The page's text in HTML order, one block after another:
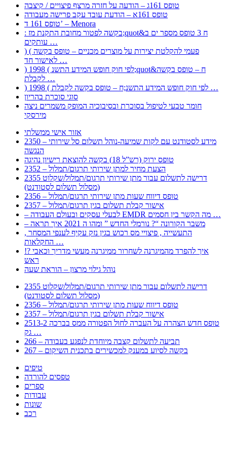
טופס 161ג – הודעה על חזרה מרצף פיצויים / קיצבה
טופס 161א – הודעת עובד עקב פרישה מעבודה
טופס 161 ד’ – Menora
: בקשה לפטור מחובת התקנת מז;quot&ח 3 טופס מספר ים ב
עותקים …
) ( פעמי להקלטת יצירות על מוצרים מכניים – טופס בקשה
לאישור חד …
) 1998 ( לפי חוק חופש המידע התשנ;quot&ח – טופס בקשה
לקבלת …
) 1998 ( לפי חוק חופש המידע התשנ;ח – טופס בקשה לקבלת …
סוגי סוכרת בהריון
חומר טבעי לטיפול בסוכרת ובסיבוכיה המופק משמרים ניצה
מירסקי
אזור אישי ממשלתי
2350 – מידע לסטודנט עם לקות שמיעה-נוהל תשלום סל שירותי
הנגשה
טופס ירוק (רש”ל 18) בקשה להוצאת רישיון נהיגה
2352 – הצעת מחיר למתן שירותי תרגום/תמלול
2355 דרישה לתשלום עבור מתן שירותי תרגום/תמלול/שקלוט
(מסלול תשלום לסטודנט)
2356 – טופס דיווח שעות מתן שירותי תרגום/תמלול
2357 – אישור קבלת תשלום בגין תרגום/תמלול
– לבעלי עסקים ובעולם העבודה EMDR מה הקשר בין חסמים …
– משבר הקורונה “? נורמלי החדש ” ומהו ה 2021 איך תראה
, התעשייה , פיצויי מס רכוש בגין נזק עקיף לענפי המסחר
החקלאות …
!? איך להפרד מהמיגרנה לשחרור ממיגרנה מעשי מדריך וכאבי
ראש
נוהל גילוי מרצון – הוראת שעה
2355 דרישה לתשלום עבור מתן שירותי תרגום/תמלול/שקלוט
(מסלול תשלום לסטודנט)
2356 – טופס דיווח שעות מתן שירותי תרגום/תמלול
2357 – אישור קבלת תשלום בגין תרגום/תמלול
2513-2 טופס חדש הצהרה על העברה לחול הפטורה ממס בברכה
גק …
266 – תביעה לתשלום קצבה מיוחדת לנפגע בעבודה
267 – בקשה לסיוע במענק למכשירים בתכנית השיקום
טיפים
טפסים להורדה
ספרים
עבודות
שונות
רכב